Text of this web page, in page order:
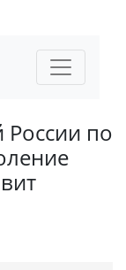
России по